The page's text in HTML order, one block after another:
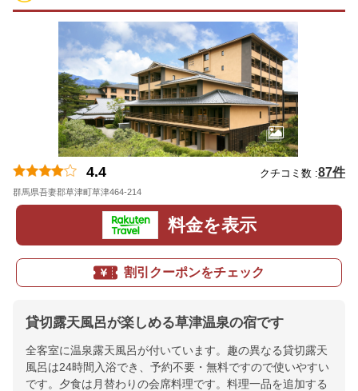
4.4 クチコミ数 :87件
群馬県吾妻郡草津町草津464-214
料金を表示
割引クーポンをチェック
貸切露天風呂が楽しめる草津温泉の宿です
全客室に温泉露天風呂が付いています。趣の異なる貸切露天
風呂は24時間入浴でき、予約不要・無料ですので使いやすい
です。夕食は月替わりの会席料理です。料理一品を追加する